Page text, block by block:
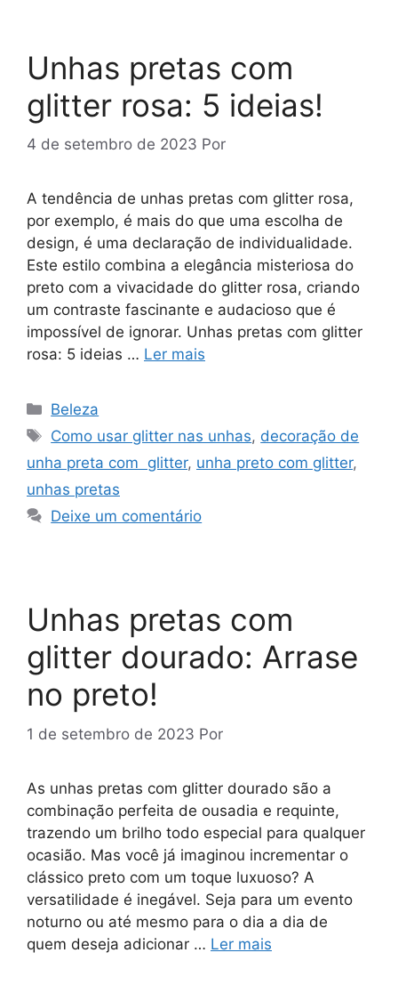
Unhas pretas com
glitter rosa: 5 ideias!
4 de setembro de 2023 Por
A tendência de unhas pretas com glitter rosa,
por exemplo, é mais do que uma escolha de
design, é uma declaração de individualidade.
Este estilo combina a elegância misteriosa do
preto com a vivacidade do glitter rosa, criando
um contraste fascinante e audacioso que é
impossível de ignorar. Unhas pretas com glitter
rosa: 5 ideias … Ler mais
Categorias
Beleza
Tags
Como usar glitter nas unhas, decoração de
unha preta com glitter, unha preto com glitter,
unhas pretas
Deixe um comentário
Unhas pretas com
glitter dourado: Arrase
no preto!
1 de setembro de 2023 Por
As unhas pretas com glitter dourado são a
combinação perfeita de ousadia e requinte,
trazendo um brilho todo especial para qualquer
ocasião. Mas você já imaginou incrementar o
clássico preto com um toque luxuoso? A
versatilidade é inegável. Seja para um evento
noturno ou até mesmo para o dia a dia de
quem deseja adicionar … Ler mais